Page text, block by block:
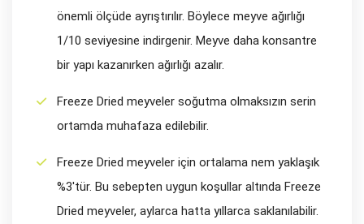
önemli ölçüde ayrıştırılır. Böylece meyve ağırlığı
1/10 seviyesine indirgenir. Meyve daha konsantre
bir yapı kazanırken ağırlığı azalır.
Freeze Dried meyveler soğutma olmaksızın serin
ortamda muhafaza edilebilir.
Freeze Dried meyveler için ortalama nem yaklaşık
%3'tür. Bu sebepten uygun koşullar altında Freeze
Dried meyveler, aylarca hatta yıllarca saklanılabilir.